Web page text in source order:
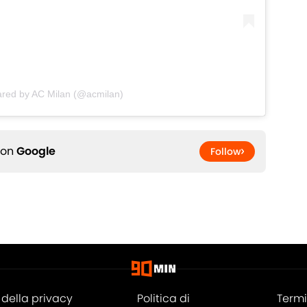
by AC Milan (@acmilan)
Google Follow
privacy Politica di